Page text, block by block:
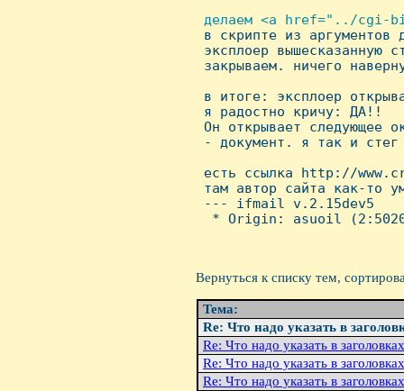
делаем <a href="../cgi-
в скрипте из
эксплоер вышесказанную
закрываем. ничего
в итоге: эксплоер
я радостно кричу: ДА!!
Он открывает следующее
- документ. я так и стег
есть ссылка http://
там автор сайта как-то
--- ifmail v.2.15dev5
* Origin: asuoil
Вернуться к списку тем,
Тема:
Re: Что надо указать в
Re: Что надо указать в
Re: Что надо указать в
Re: Что надо указать в